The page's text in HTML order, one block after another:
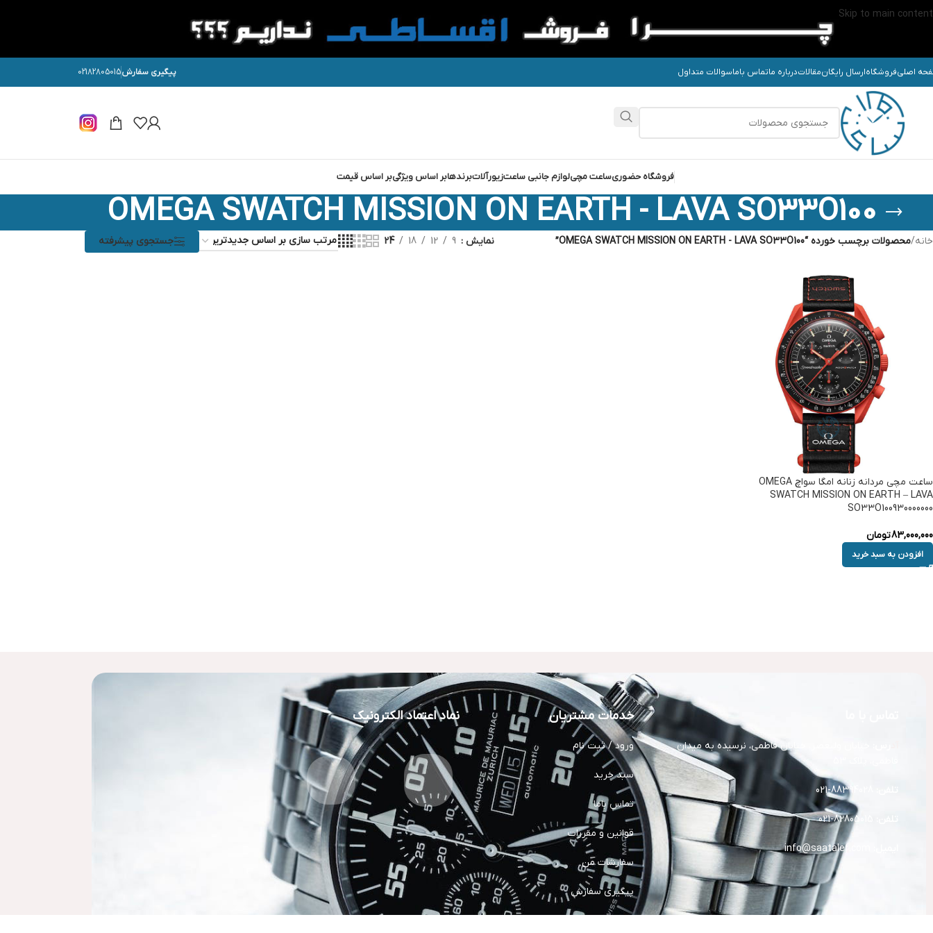
Skip to main content
اصلیفروشگاهارسال رایگانمقالاتدرباره ماتماس باماسوالات متداول پیگیری سفارش02182805015
فروشگاه حضوریساعت مچیلوازم جانبی ساعتزیورآلاتبرندهابر اساس ویژگیبر اساس قیمت
OMEGA SWATCH MISSION ON EARTH - LAVA SO33O100
خانه/محصولات برچسب خورده “OMEGA SWATCH MISSION ON EARTH - LAVA SO33O100” نمایش 9
12
18
24 جستجوی پیشرفته
ساعت مچی مردانه زنانه امگا سواچ OMEGA
SWATCH MISSION ON EARTH – LAVA
SO33O100930000000
83,000,000تومان
افزودن به سبد خرید
خیابان ولیعصر، خیابان فاطمی، نرسیده به میدان
info@saatalef.com
خدمات مشتریان
ورود / ثبت نام
سبد خرید
تماس باما
قوانین و مقررات
سفارشات من
پیگیری سفارش
نماد اعتماد الکترونیک